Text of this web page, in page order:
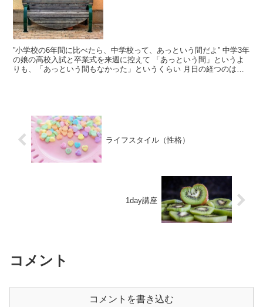
”小学校の6年間に比べたら、中学校って、あっという間だよ” 中学3年
の娘の高校入試と卒業式を来週に控えて 「あっという間」というよ
りも、「あっという間もなかった」というくらい 月日の経つのは早
ライフスタイル（性格）
1day講座
コメント
コメントを書き込む